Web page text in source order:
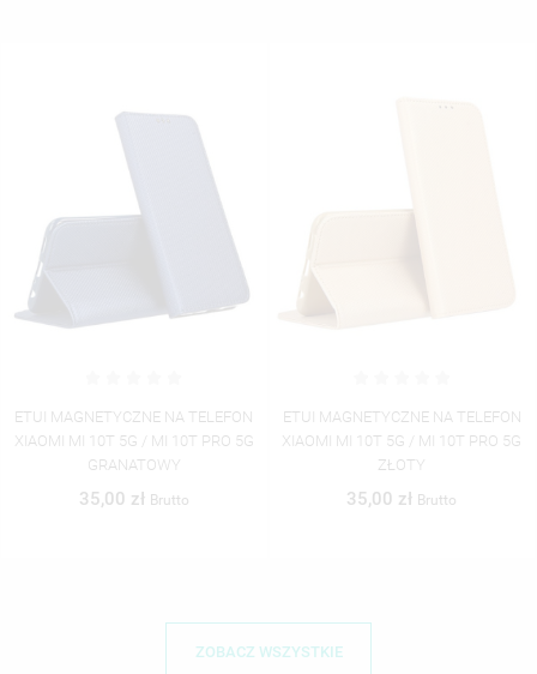
ETUI MAGNETYCZNE NA TELEFON
XIAOMI MI 10T 5G / MI 10T PRO 5G
ZŁOTY
35,00 zł Brutto
ETUI CLEAR NA TELEFON XIAOMI
MI 10T 5G / MI 10T PRO 5G
TRANSPARENT
22,00 zł Brutto
ZOBACZ WSZYSTKIE